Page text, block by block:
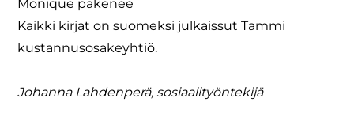
Monique pakenee
Kaikki kirjat on suomeksi julkaissut Tammi
kustannusosakeyhtiö.
Johanna Lahdenperä, sosiaalityöntekijä